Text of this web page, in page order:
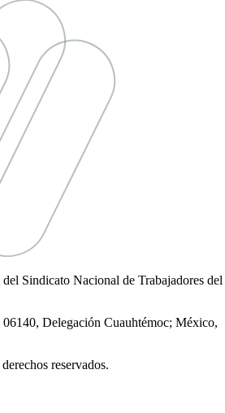
Sindicato Nacional de Trabajadores del
Delegación Cuauhtémoc; México,
reservados.